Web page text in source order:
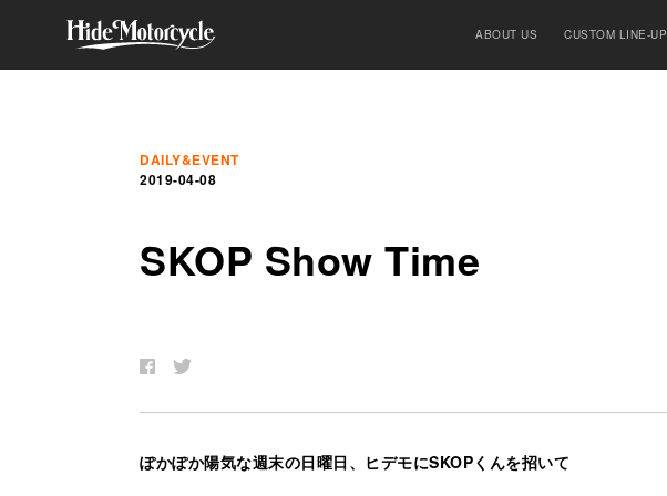
ABOUT US CUSTOM LINE-UP
DAILY&EVENT
2019-04-08
SKOP Show Time
ぽかぽか陽気な週末の日曜日、ヒデモにSKOPくんを招いて